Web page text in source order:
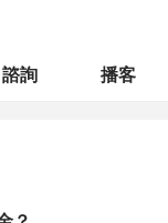
諮詢 播客